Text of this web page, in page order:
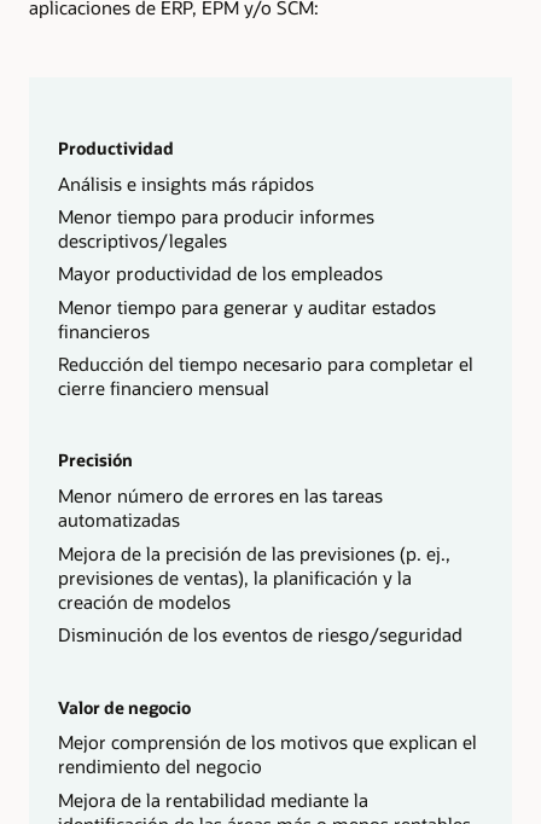
aplicaciones de ERP, EPM y/o SCM:
Productividad
Análisis e insights más rápidos
Menor tiempo para producir informes
descriptivos/legales
Mayor productividad de los empleados
Menor tiempo para generar y auditar estados
financieros
Reducción del tiempo necesario para completar el
cierre financiero mensual
Precisión
Menor número de errores en las tareas
automatizadas
Mejora de la precisión de las previsiones (p. ej.,
previsiones de ventas), la planificación y la
creación de modelos
Disminución de los eventos de riesgo/seguridad
Valor de negocio
Mejor comprensión de los motivos que explican el
rendimiento del negocio
Mejora de la rentabilidad mediante la